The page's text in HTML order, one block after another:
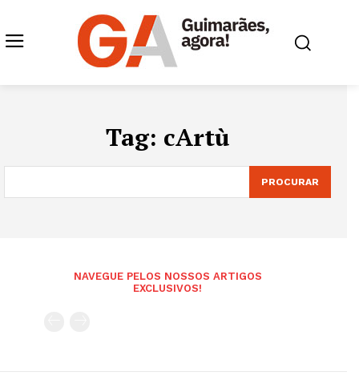
Tag: cArtù
PROCURAR
NAVEGUE PELOS NOSSOS ARTIGOS
EXCLUSIVOS!